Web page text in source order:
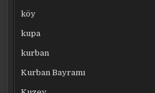
köy
kupa
kurban
Kurban Bayramı